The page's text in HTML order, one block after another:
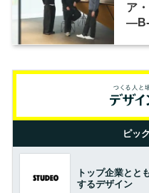
ア
―B-
ピッ
トップ企業とと
するデザイン